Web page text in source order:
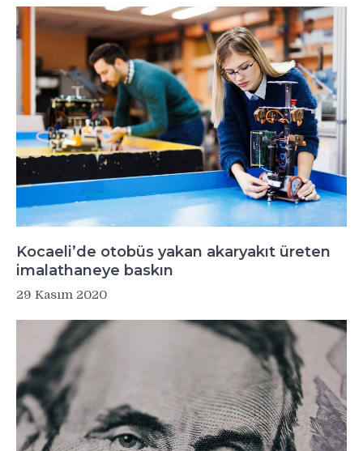
Kocaeli’de otobüs yakan akaryakıt üreten
imalathaneye baskın
29 Kasım 2020